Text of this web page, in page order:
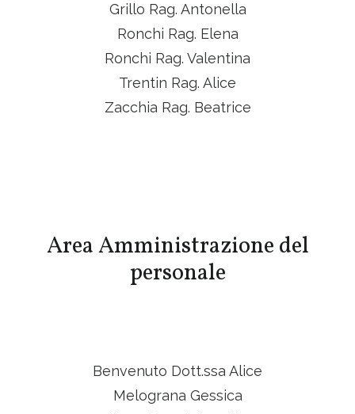
Grillo Rag. Antonella
Ronchi Rag. Elena
Ronchi Rag. Valentina
Trentin Rag. Alice
Zacchia Rag. Beatrice
Area Amministrazione del
personale
Benvenuto Dott.ssa Alice
Melograna Gessica